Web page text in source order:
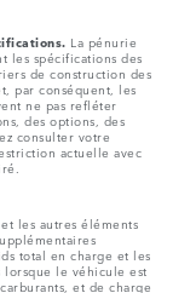
La pénurie
les spécifications des
de construction des
par conséquent, les
ne pas refléter
des options, des
consulter votre
actuelle avec
les autres éléments
total en charge et les
lorsque le véhicule est
et de charge